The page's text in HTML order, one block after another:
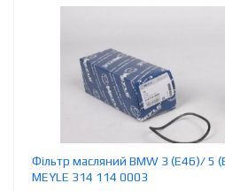
Фільтр масляний BMW 3 (E46)/ 5
MEYLE 314 114 0003